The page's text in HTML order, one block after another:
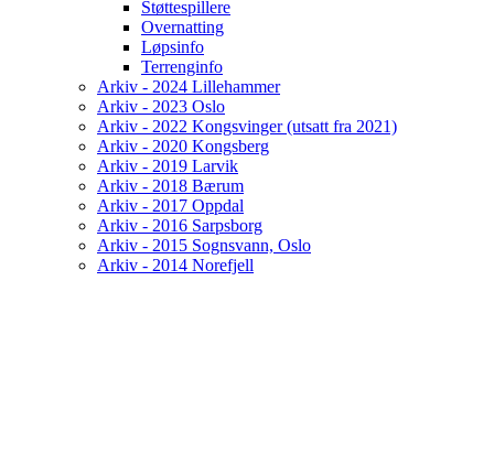
Støttespillere
Overnatting
Løpsinfo
Terrenginfo
Arkiv - 2024 Lillehammer
Arkiv - 2023 Oslo
Arkiv - 2022 Kongsvinger (utsatt fra 2021)
Arkiv - 2020 Kongsberg
Arkiv - 2019 Larvik
Arkiv - 2018 Bærum
Arkiv - 2017 Oppdal
Arkiv - 2016 Sarpsborg
Arkiv - 2015 Sognsvann, Oslo
Arkiv - 2014 Norefjell